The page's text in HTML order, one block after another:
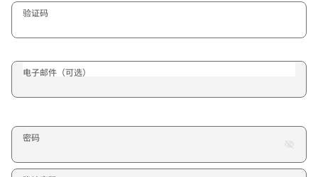
验证码
电子邮件（可选）
密码